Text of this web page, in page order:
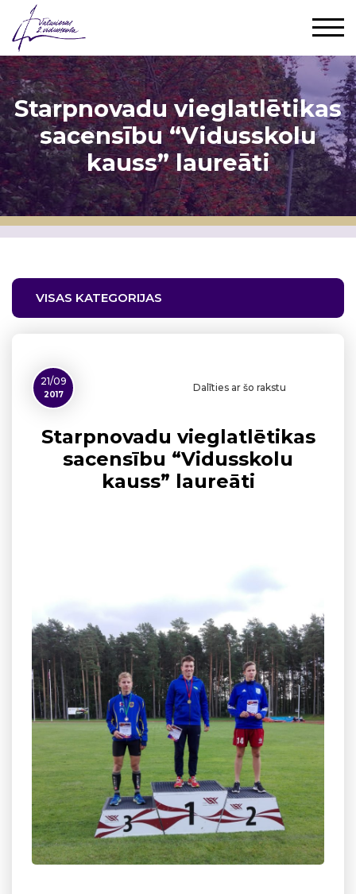
Starpnovadu vieglatlētikas
sacensību “Vidusskolu
kauss” laureāti
VISAS KATEGORIJAS
21/09
2017
Dalīties ar šo rakstu
Starpnovadu vieglatlētikas
sacensību “Vidusskolu
kauss” laureāti